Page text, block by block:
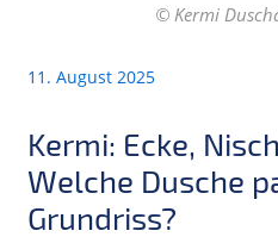
© Kermi
11. August 2025
Kermi: Ecke,
Welche Dusche
Grundriss?